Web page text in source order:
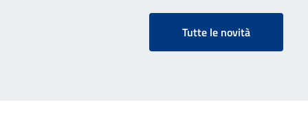
istruttori ccnl 2019 – 2021 (ex
cat. c) – esito prova oraleTutte le novità